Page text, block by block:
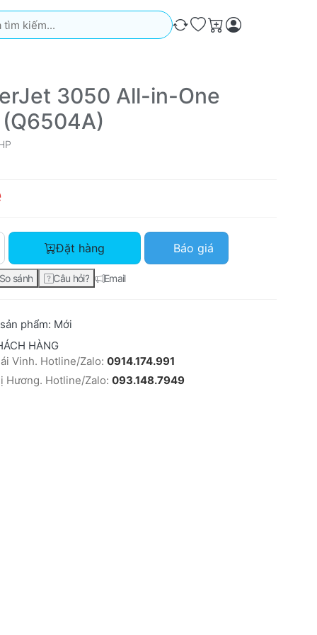
Kết quả sẽ tự động xuất hiện khi bạn nhập. Nhấn phím
So sánh
Ưa thích
Giỏ hàng
3050 All-in-One
HP LaserJet 3050 All-in-One Printer (Q6504A) với giá Liên
Đặt hàng Báo giá
So sánh Câu hỏi? Email
phẩm: Mới
HÀNG
Vinh. Hotline/Zalo: 0914.174.991
Hương. Hotline/Zalo: 093.148.7949